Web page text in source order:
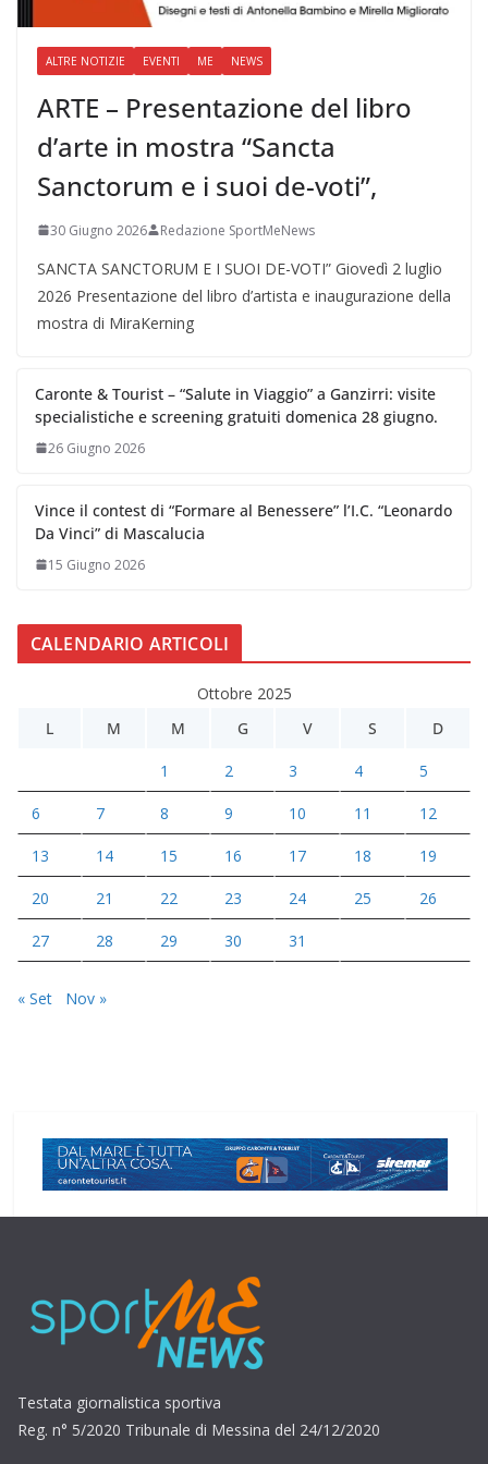
ALTRE NOTIZIE EVENTI ME NEWS
ARTE – Presentazione del libro
d’arte in mostra “Sancta
Sanctorum e i suoi de-voti”,
30 Giugno 2026 Redazione SportMeNews
SANCTA SANCTORUM E I SUOI DE-VOTI” Giovedì 2 luglio
2026 Presentazione del libro d’artista e inaugurazione della
mostra di MiraKerning
Caronte & Tourist – “Salute in Viaggio” a Ganzirri: visite
specialistiche e screening gratuiti domenica 28 giugno.
26 Giugno 2026
Vince il contest di “Formare al Benessere” l’I.C. “Leonardo
Da Vinci” di Mascalucia
15 Giugno 2026
CALENDARIO ARTICOLI
Ottobre 2025
L
M M G V S D
1 2 3 4 5
6 7 8 9 10 11 12
13 14 15 16 17 18 19
20 21 22 23 24 25 26
27 28 29 30 31
« Set Nov »
Testata giornalistica sportiva
Reg. n° 5/2020 Tribunale di Messina del 24/12/2020